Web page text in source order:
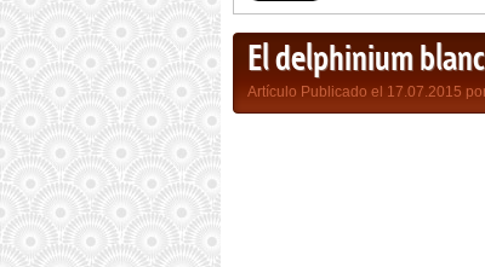
El delphinium
Artículo Publicado el 17.07.2015